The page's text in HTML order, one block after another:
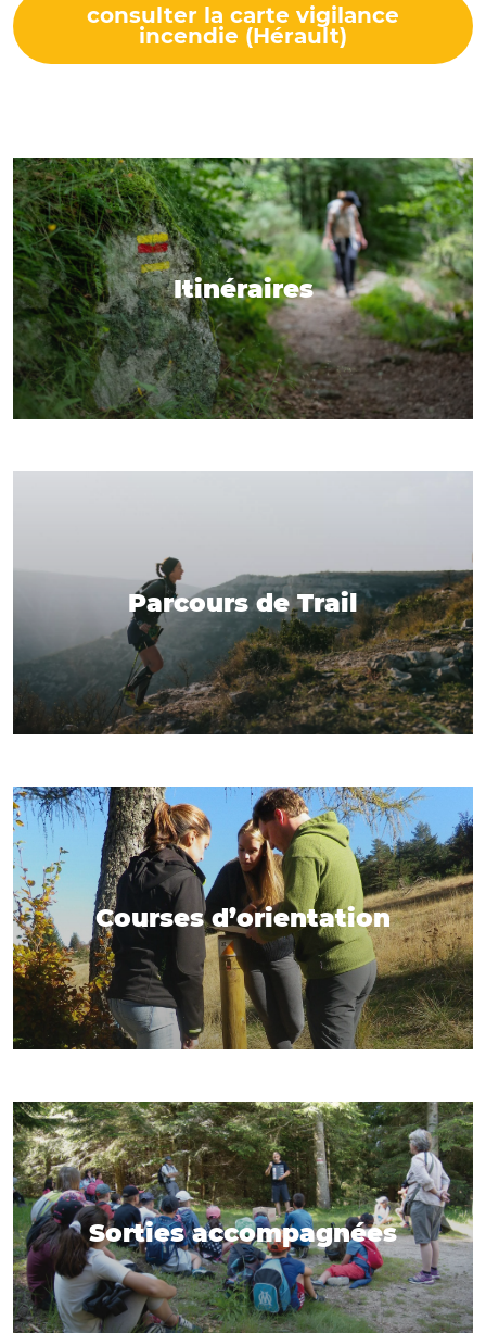
consulter la carte vigilance
incendie (Hérault)
Itinéraires
Parcours de Trail
Courses d’orientation
Sorties accompagnées